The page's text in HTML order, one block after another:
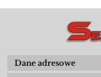
Dane adresowe